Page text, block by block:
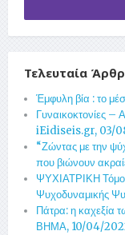
Τελευταία
Έμφυλη βία : το
Γυναικοκτονίες
iEidiseis.gr, 03/
“Ζώντας με την
που βιώνουν
ΨΥΧΙΑΤΡΙΚΗ Τόμος
Ψυχοδυναμικής
Πάτρα: η καχεξία
ΒΗΜΑ, 10/04/